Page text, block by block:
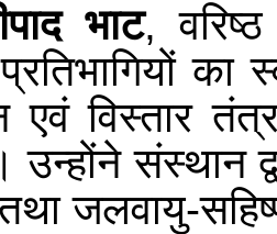
भाट,
प्रतिभागियों
विस्तार
संस्थान
जलवायु-